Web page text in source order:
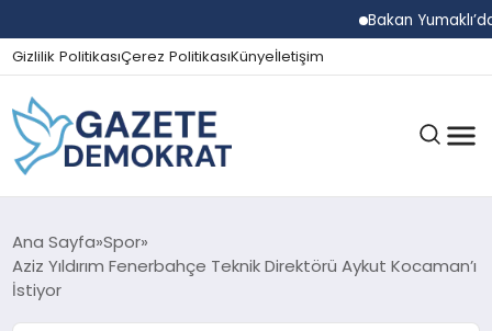
Bakan Yumaklı’dan
Gizlilik PolitikasıÇerez PolitikasıKünyeİletişim
GÜNDEM
EKONOMI
Ana Sayfa Spor
Aziz Yıldırım Fenerbahçe Teknik Direktörü Aykut Kocaman’ı
İstiyor